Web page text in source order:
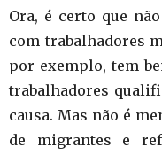
Ora, é certo que
com trabalhadores
por exemplo, tem
trabalhadores
causa. Mas não é
de migrantes e